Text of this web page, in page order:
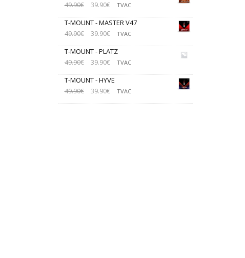
49.90€ 39.90€ TVAC
T-MOUNT - MASTER V47
49.90€ 39.90€ TVAC
T-MOUNT - PLATZ
49.90€ 39.90€ TVAC
T-MOUNT - HYVE
49.90€ 39.90€ TVAC